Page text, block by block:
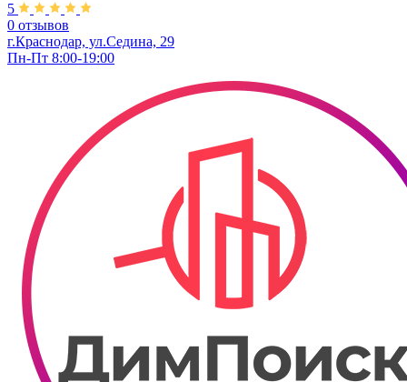
5
0 отзывов
г.Краснодар, ул.Седина, 29
Пн-Пт 8:00-19:00